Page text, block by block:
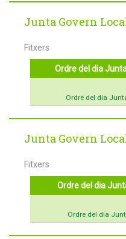
Junta Govern
Fitxers
Ordre del dia
Ordre del dia
Junta Govern
Fitxers
Ordre del dia
Ordre del dia